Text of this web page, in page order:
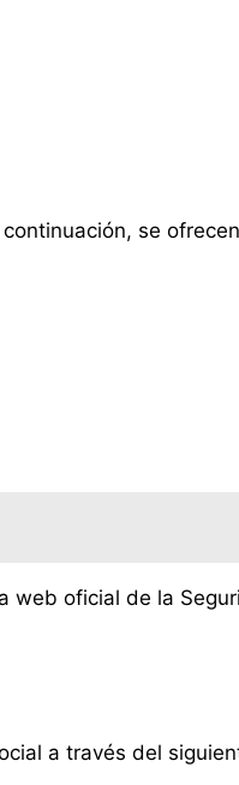
se
web oficial de la
a través del